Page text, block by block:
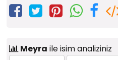
Meyra ile isim analiziniz